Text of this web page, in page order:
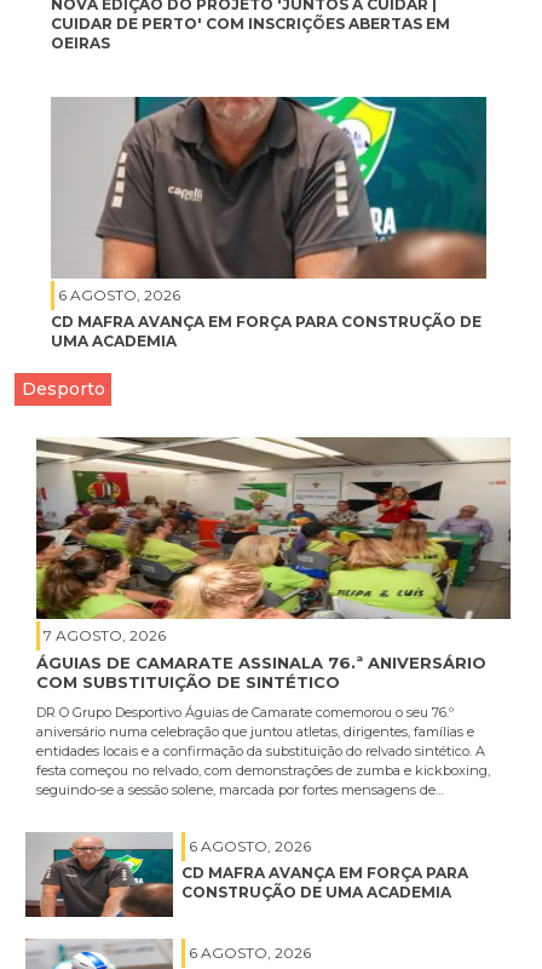
NOVA EDIÇÃO DO PROJETO 'JUNTOS A CUIDAR |
CUIDAR DE PERTO' COM INSCRIÇÕES ABERTAS EM
OEIRAS
6 AGOSTO, 2026
CD MAFRA AVANÇA EM FORÇA PARA CONSTRUÇÃO DE
UMA ACADEMIA
Desporto
7 AGOSTO, 2026
ÁGUIAS DE CAMARATE ASSINALA 76.ª ANIVERSÁRIO
COM SUBSTITUIÇÃO DE SINTÉTICO
DR O Grupo Desportivo Águias de Camarate comemorou o seu 76.º
aniversário numa celebração que juntou atletas, dirigentes, famílias e
entidades locais e a confirmação da substituição do relvado sintético. A
festa começou no relvado, com demonstrações de zumba e kickboxing,
seguindo-se a sessão solene, marcada por fortes mensagens de…
6 AGOSTO, 2026
CD MAFRA AVANÇA EM FORÇA PARA
CONSTRUÇÃO DE UMA ACADEMIA
6 AGOSTO, 2026